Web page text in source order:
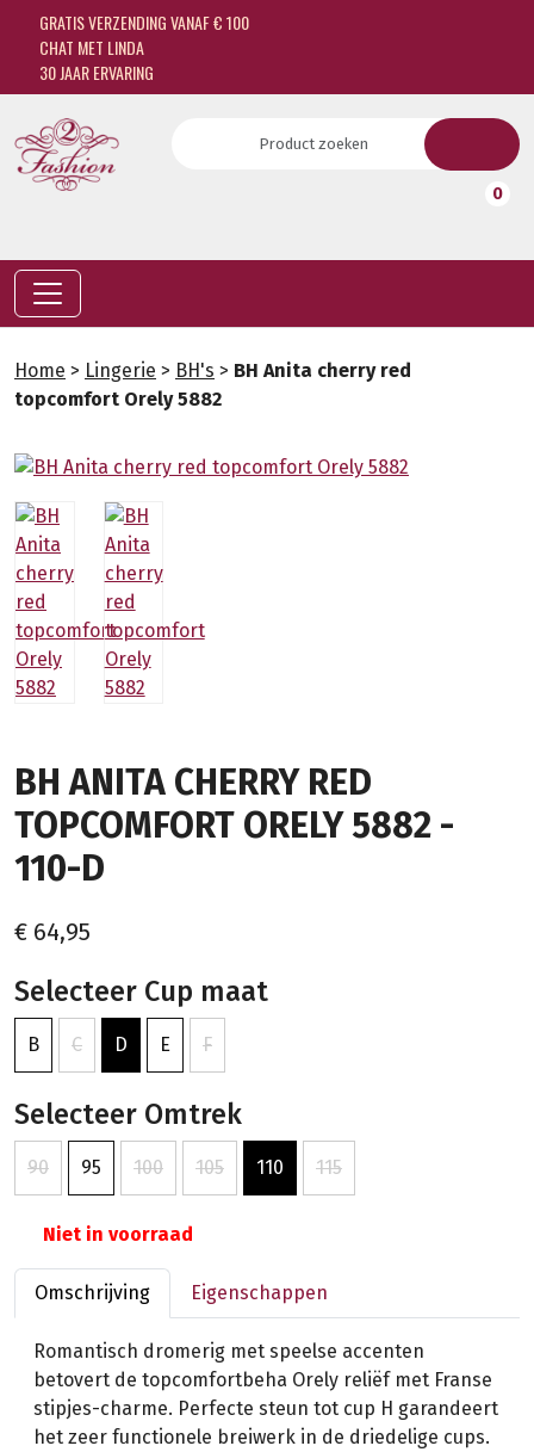
GRATIS VERZENDING VANAF € 100
CHAT MET LINDA
30 JAAR ERVARING
0
Home > Lingerie > BH's > BH Anita cherry red
topcomfort Orely 5882
BH ANITA CHERRY RED
TOPCOMFORT ORELY 5882 -
110-D
€ 64,95
Selecteer Cup maat
B C D E F
Selecteer Omtrek
90 95 100 105 110 115
Niet in voorraad
Omschrijving Eigenschappen
Romantisch dromerig met speelse accenten
betovert de topcomfortbeha Orely reliëf met Franse
stipjes-charme. Perfecte steun tot cup H garandeert
het zeer functionele breiwerk in de driedelige cups.